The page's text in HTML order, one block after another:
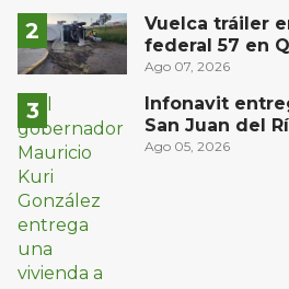
Vuelca tráiler
federal 57 en
derrame de
Ago 07, 2026
Infonavit
San Juan del
bajos ingresos
Ago 05, 2026